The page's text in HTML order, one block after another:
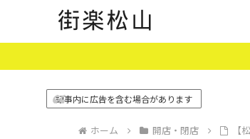
記事内に広告を含む場合があります
ホーム 開店・閉店
【